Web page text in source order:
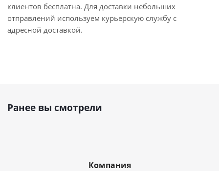
клиентов бесплатна. Для доставки небольших
отправлений используем курьерскую службу с
адресной доставкой.
Ранее вы смотрели
Компания